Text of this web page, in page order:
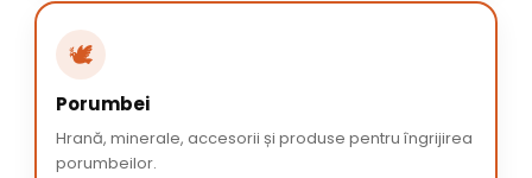
🕊️
Porumbei
Hrană, minerale, accesorii și produse pentru îngrijirea
porumbeilor.